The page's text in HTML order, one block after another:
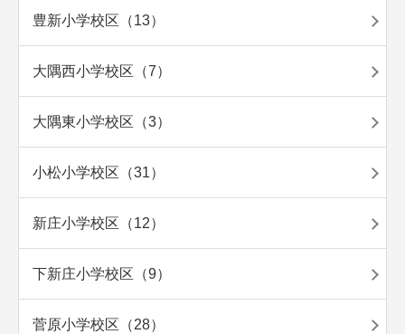
豊新小学校区（13）
大隅西小学校区（7）
大隅東小学校区（3）
小松小学校区（31）
新庄小学校区（12）
下新庄小学校区（9）
菅原小学校区（28）